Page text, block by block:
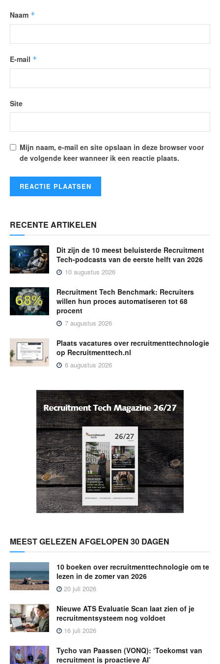
Naam *
E-mail *
Site
Mijn naam, e-mail en site opslaan in deze browser voor
de volgende keer wanneer ik een reactie plaats.
RECENTE ARTIKELEN
Dit zijn de 10 meest beluisterde Recruitment
Tech-podcasts van de eerste helft van 2026
10 augustus 2026
Recruitment Tech Benchmark: Recruiters
willen hun proces automatiseren tot 68
procent
7 augustus 2026
Plaats vacatures over recruitmenttechnologie
op Recruitmenttech.nl
6 augustus 2026
MEEST GELEZEN AFGELOPEN 30 DAGEN
10 boeken over recruitmenttechnologie om te
lezen in de zomer van 2026
20 juli 2026
Nieuwe ATS Evaluatie Scan laat zien of je
recruitmentsysteem nog voldoet
16 juli 2026
Tycho van Paassen (VONQ): ‘Toekomst van
recruitment is proactieve AI’